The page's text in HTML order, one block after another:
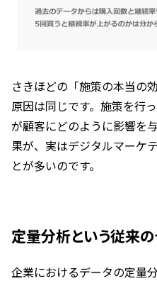
さきほどの「施策の本当の
原因は同じです。施策を行
が顧客にどのように影響を
果が、実はデジタルマーケ
とが多いのです。
定量分析という従来
企業におけるデータの定量